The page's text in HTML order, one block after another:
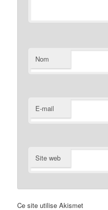
Nom
E-mail
Site web
Ce site utilise Akismet